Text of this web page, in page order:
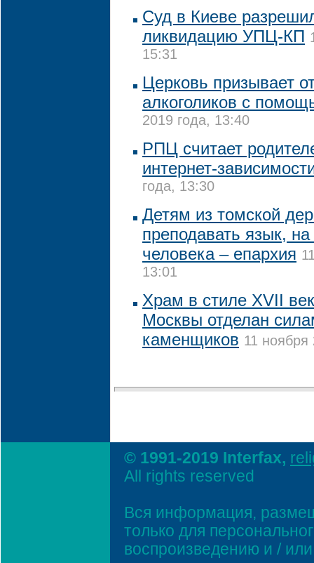
Суд в Киеве
ликвидацию УПЦ-КП
15:31
Церковь призывает
алкоголиков с
2019 года, 13:40
РПЦ считает
интернет-
года, 13:30
Детям из томской
преподавать язык,
человека – епархия
13:01
Храм в стиле XVII
Москвы отделан
каменщиков 11 ноября
© 1991-2019 Interfax,
All rights reserved
Вся информация,
только для
воспроизведению и /